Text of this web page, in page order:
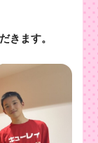
きます。